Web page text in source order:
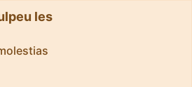
les